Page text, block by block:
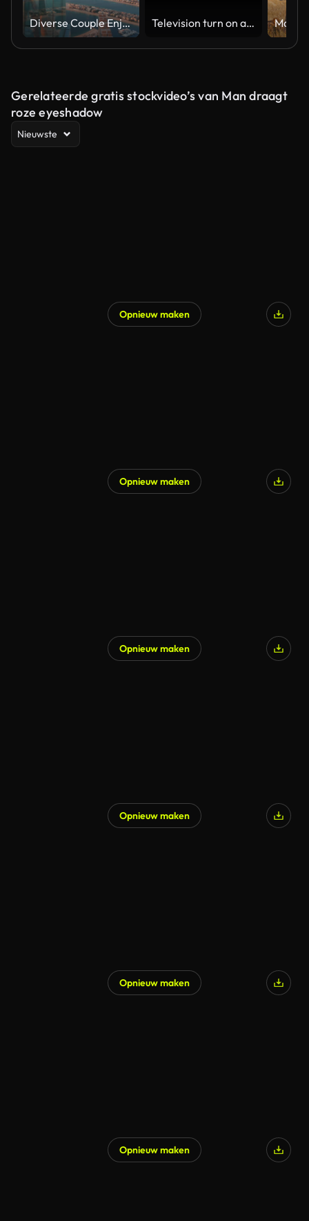
Diverse Couple Enjoying Sunset Views from High Rise Sky Deck Overlooking Palm Jumeirah Television turn on and off. Switch on tv effect, switch off tv effect. Turn on Lcd TV effect, turn off TV effect . Led Tv on and off on black background
Gerelateerde gratis stockvideo’s van Man draagt
roze eyeshadow
Nieuwste
Opnieuw maken
Opnieuw maken
Opnieuw maken
Opnieuw maken
Opnieuw maken
Opnieuw maken